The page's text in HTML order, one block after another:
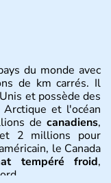
du monde avec
de km carrés. Il
et possède des
Arctique et l'océan
de canadiens,
2 millions pour
le Canada
tempéré froid,